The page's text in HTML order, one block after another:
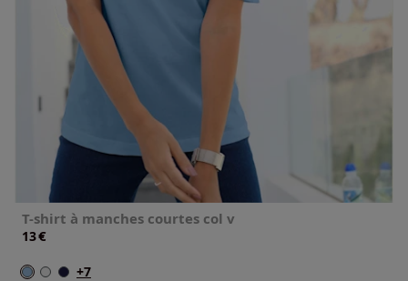
T-shirt à manches courtes col v
13€
+7